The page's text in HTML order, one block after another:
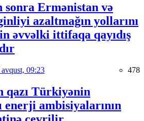
sonra Ermənistan və
azaltmağın yollarını
əvvəlki ittifaqa qayıdış
09:23 478
qazı Türkiyənin
enerji ambisiyalarının